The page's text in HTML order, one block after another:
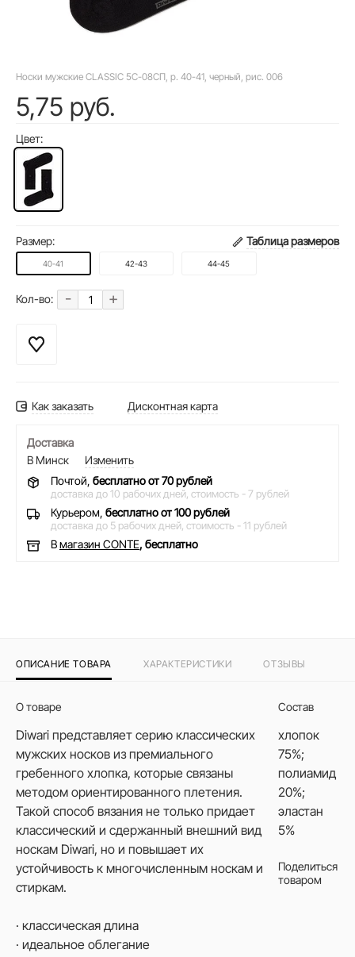
Носки мужские CLASSIC 5С-08СП, р. 40-41, черный, рис. 006
5,75 руб.
Цвет:
Размер: Таблица размеров
40-41 42-43 44-45
Кол-во: - +
Как заказать Дисконтная карта
Доставка
В Минск
Изменить
Почтой, бесплатно от 70 рублей
доставка до 10 рабочих дней, стоимость - 7 рублей
Курьером, бесплатно от 100 рублей
доставка до 5 рабочих дней, стоимость - 11 рублей
Вмагазин CONTE, бесплатно
ОПИСАНИЕ ТОВАРА ХАРАКТЕРИСТИКИ ОТЗЫВЫ
О товаре
Diwari представляет серию классических
мужских носков из премиального
гребенного хлопка, которые связаны
методом ориентированного плетения.
Такой способ вязания не только придает
классический и сдержанный внешний вид
носкам Diwari, но и повышает их
устойчивость к многочисленным носкам и
стиркам.
· классическая длина
· идеальное облегание
Состав
хлопок
75%;
полиамид
20%;
эластан
5%
Поделиться
товаром